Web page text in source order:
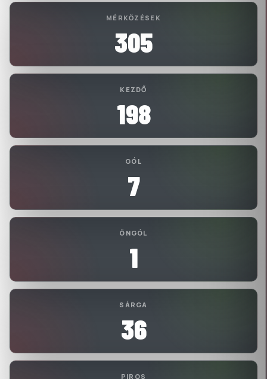
MÉRKŐZÉSEK
305
KEZDŐ
198
GÓL
7
ÖNGÓL
1
SÁRGA
36
PIROS